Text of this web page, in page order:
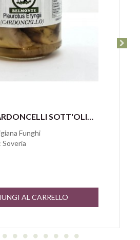
Anteprima FUNGHI CARDONCELLI SOTT'OLIO DI ARTIGIANA FUNGHI BELMONTE
Funghi
: Soveria
AL CARRELLO